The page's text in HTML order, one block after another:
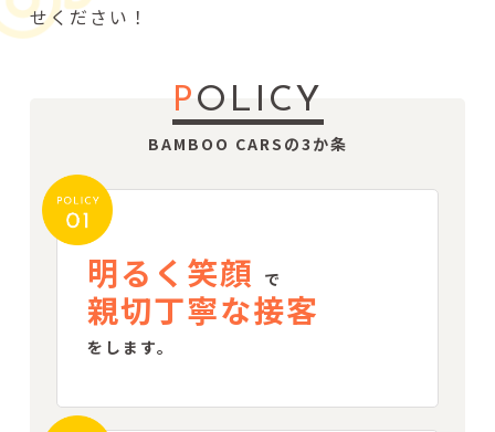
せください！
POLICY
BAMBOO CARSの3か条
明るく笑顔 で
親切丁寧な接客
をします。